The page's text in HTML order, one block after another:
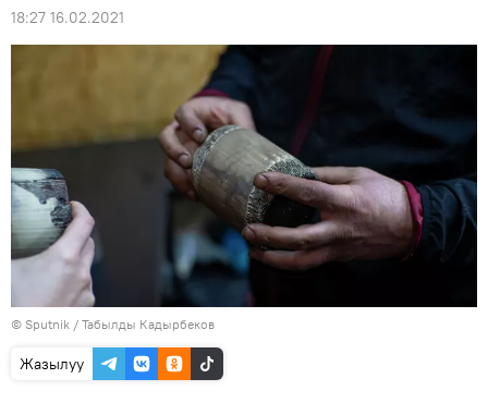
18:27 16.02.2021
© Sputnik / Табылды Кадырбеков
Жазылуу